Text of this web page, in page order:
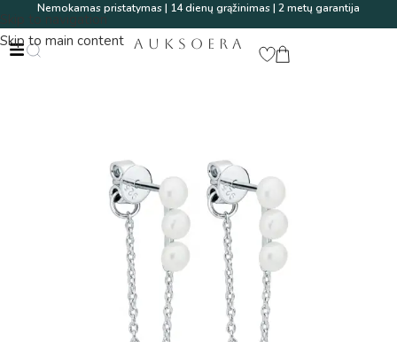
Skip to navigation
Skip to main content
Nemokamas pristatymas | 14 dienų grąžinimas | 2 metų garantija
AUKSOERA